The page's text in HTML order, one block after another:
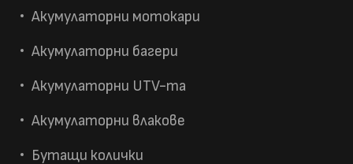
Акумулаторни мотокари
Акумулаторни багери
Акумулаторни UTV-та
Акумулаторни влакове
Бутащи колички